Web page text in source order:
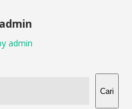
admin
Cari